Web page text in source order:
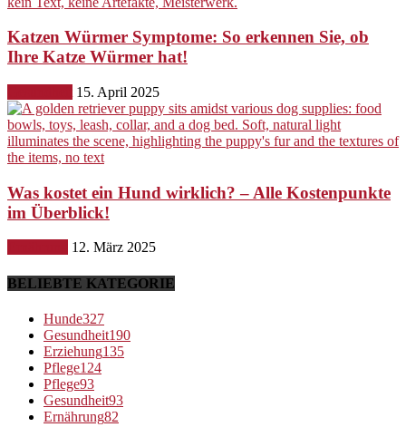
Katzen Würmer Symptome: So erkennen Sie, ob
Ihre Katze Würmer hat!
15. April 2025
Was kostet ein Hund wirklich? – Alle Kostenpunkte
im Überblick!
12. März 2025
BELIEBTE KATEGORIE
Hunde327
Gesundheit190
Erziehung135
Pflege124
Pflege93
Gesundheit93
Ernährung82